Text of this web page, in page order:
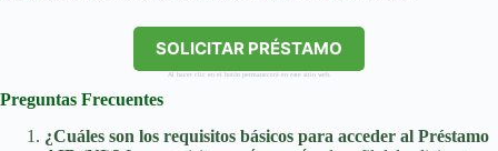
SOLICITAR PRÉSTAMO
Al hacer clic en el botón permanecerá en este sitio web.
Preguntas Frecuentes
¿Cuáles son los requisitos básicos para acceder al Préstamo